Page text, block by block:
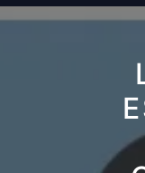
Button